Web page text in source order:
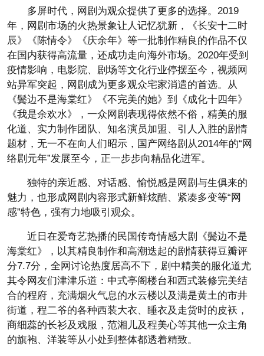
多屏时代，网剧为观众提供了更多的选择。2019
年，网剧市场的火热景象让人记忆犹新，《长安十二时
辰》《陈情令》《庆余年》等一批制作精良的作品不仅
在国内获得高流量，还成功走向海外市场。2020年受到
疫情影响，电影院、剧场等文化行业停摆至今，视频网
站异军突起，网剧成为更多观众宅家消遣的首选。从
《鬓边不是海棠红》《不完美的她》到《成化十四年》
《我是余欢水》，一众网剧表现得依然不俗，精美的服
化道、实力制作团队、知名演员加盟、引人入胜的剧情
题材，无一不在向人们昭示，国产网络剧从2014年的“网
络剧元年”发展至今，正一步步向精品化进军。
独特的亲近感、对话感、愉悦感是网剧与生俱来的
魅力，也形成网剧内容形式新鲜炫酷、紧凑多变等“网
感”特色，强有力地吸引观众。
近日在爱奇艺热播的民国传奇情感大剧《鬓边不是
海棠红》，以其精良制作和高潮迭起的剧情获得豆瓣评
分7.7分，全网讨论热度居高不下，剧中精美的服化道尤
其令网友们津津乐道：中式亭阁楼台和西式装修完美结
合的程府，充满烟火气息的水云楼以及满是黄土的市井
街道，程二爷的各种西装大衣、睡衣及走货时的皮袄，
商细蕊的长衫及戏服，范湘儿及程美心等其他一众主角
的旗袍、洋装等从小处到整体都透着精致。